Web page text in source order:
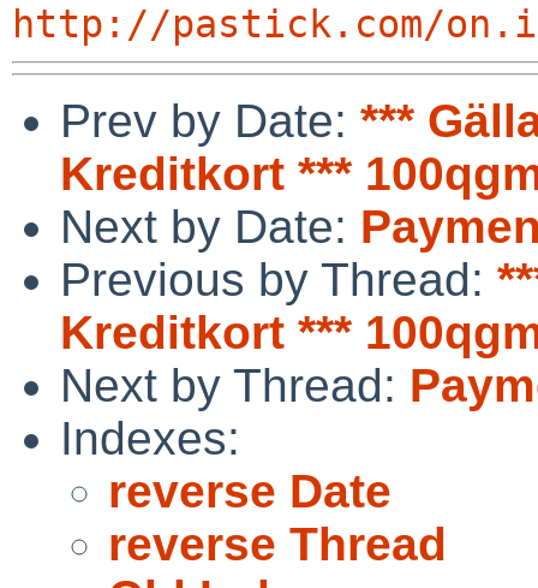
http://pastick.com/
Prev by Date: ***
Kreditkort ***
Next by Date:
Previous by Thread:
Kreditkort ***
Next by Thread:
Indexes:
reverse Date
reverse Thread